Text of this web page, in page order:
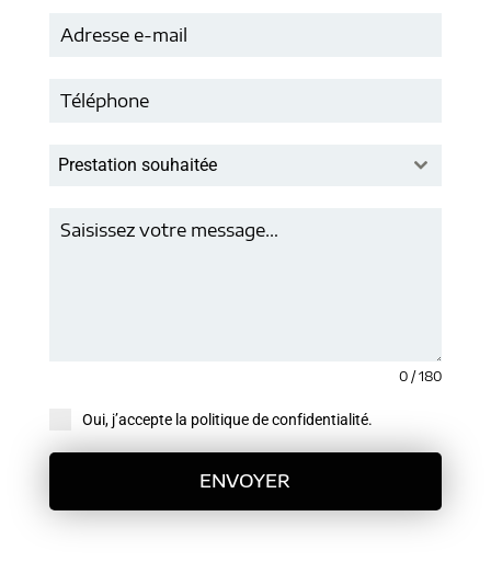
Prestation souhaitée
0 / 180
Oui, j’accepte la politique de confidentialité.
ENVOYER